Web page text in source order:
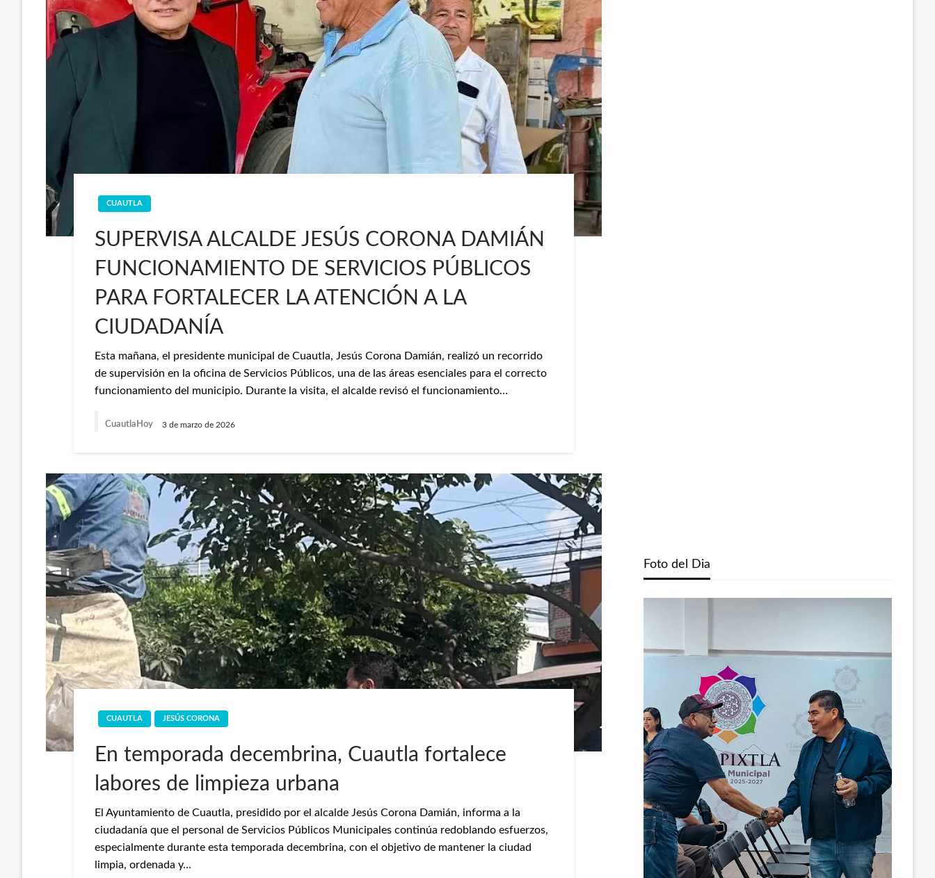
CUAUTLA
SUPERVISA ALCALDE JESÚS CORONA DAMIÁN
FUNCIONAMIENTO DE SERVICIOS PÚBLICOS
PARA FORTALECER LA ATENCIÓN A LA
CIUDADANÍA
Esta mañana, el presidente municipal de Cuautla, Jesús Corona Damián, realizó un recorrido
de supervisión en la oficina de Servicios Públicos, una de las áreas esenciales para el correcto
funcionamiento del municipio. Durante la visita, el alcalde revisó el funcionamiento…
CuautlaHoy 3 de marzo de 2026
CUAUTLA JESÚS CORONA
En temporada decembrina, Cuautla fortalece
labores de limpieza urbana
El Ayuntamiento de Cuautla, presidido por el alcalde Jesús Corona Damián, informa a la
ciudadanía que el personal de Servicios Públicos Municipales continúa redoblando esfuerzos,
especialmente durante esta temporada decembrina, con el objetivo de mantener la ciudad
limpia, ordenada y…
Foto del Dia